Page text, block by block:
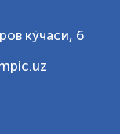
кўчаси, 6